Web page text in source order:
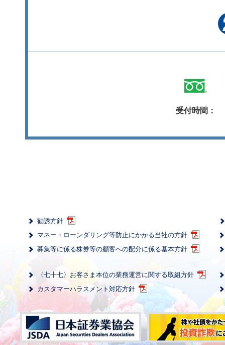
受付時間：
勧誘方針
マネー・ローンダリング等防止にかかる当社の方針
募集等に係る株券等の顧客への配分に係る基本方針
〈七十七〉お客さま本位の業務運営に関する取組方針
カスタマーハラスメント対応方針